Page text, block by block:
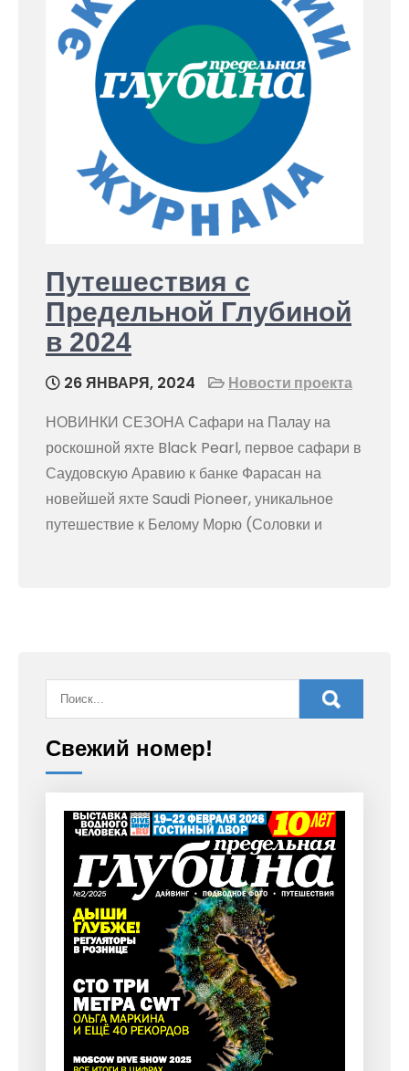
Путешествия с
Предельной Глубиной
в 2024
26 ЯНВАРЯ, 2024
Новости проекта
НОВИНКИ СЕЗОНА Сафари на Палау на
роскошной яхте Black Pearl, первое сафари в
Саудовскую Аравию к банке Фарасан на
новейшей яхте Saudi Pioneer, уникальное
путешествие к Белому Морю (Соловки и
Свежий номер!